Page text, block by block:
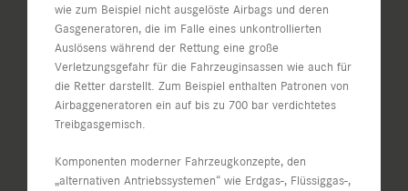
wie zum Beispiel nicht ausgelöste Airbags und deren
Gasgeneratoren, die im Falle eines unkontrollierten
Auslösens während der Rettung eine große
Verletzungsgefahr für die Fahrzeuginsassen wie auch für
die Retter darstellt. Zum Beispiel enthalten Patronen von
Airbaggeneratoren ein auf bis zu 700 bar verdichtetes
Treibgasgemisch.
Komponenten moderner Fahrzeugkonzepte, den
„alternativen Antriebssystemen“ wie Erdgas-, Flüssiggas-,